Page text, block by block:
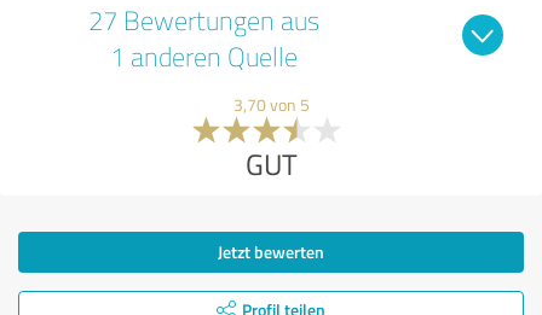
27 Bewertungen aus
1 anderen Quelle
3,70 von 5
GUT
Jetzt bewerten
Profil teilen